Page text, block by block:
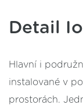
Detail
Hlavní i
instalované v
prostorách.